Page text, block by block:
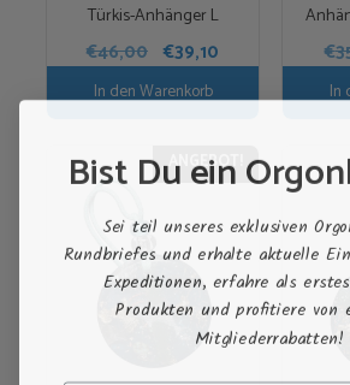
Türkis-Anhänger L
€46,00 Ursprünglicher
Preis
war:
€39,10
ist:
In den Warenkorb
€
In
ANGEBOT!
Bist Du ein
Sei teil unseres exklusiven
Rundbriefes und erhalte aktuelle
Expeditionen, erfahre als
Produkten und profitiere von
Mitgliederrabatten!